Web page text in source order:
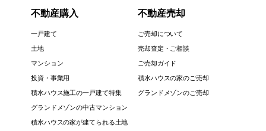
不動産購入
一戸建て
土地
マンション
投資・事業用
積水ハウス施工の一戸建て特集
グランドメゾンの中古マンション
積水ハウスの家が建てられる土地
不動産売却
ご売却について
売却査定・ご相談
ご売却ガイド
積水ハウスの家のご売却
グランドメゾンのご売却